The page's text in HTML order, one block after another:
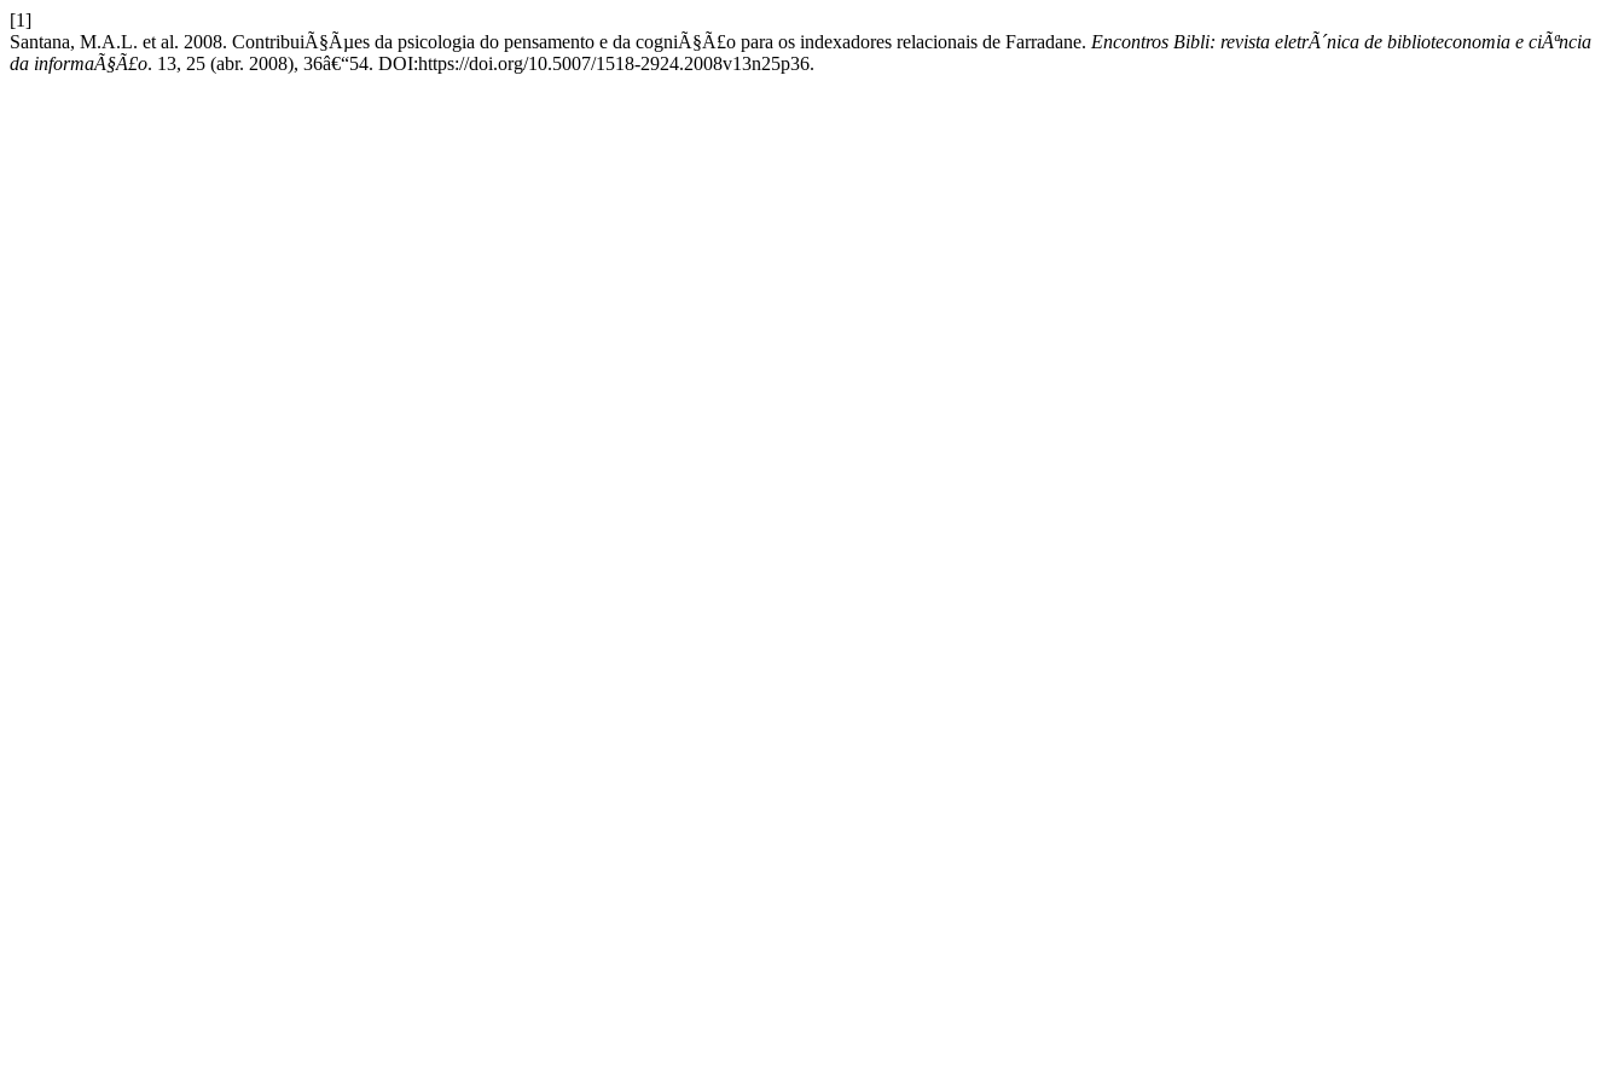
[1]
Santana, M.A.L. et al. 2008. ContribuiÃ§Ãµes da psicologia do pensamento e da cogniÃ§Ã£o para os indexadores relacionais de Farradane. Encontros Bibli: revista eletrÃ´nica de biblioteconomia e ciÃªncia
da informaÃ§Ã£o. 13, 25 (abr. 2008), 36â€“54. DOI:https://doi.org/10.5007/1518-2924.2008v13n25p36.